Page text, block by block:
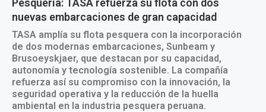
Pesquería: TASA refuerza su flota con dos
nuevas embarcaciones de gran capacidad
TASA amplía su flota pesquera con la incorporación
de dos modernas embarcaciones, Sunbeam y
Brusoeyskjaer, que destacan por su capacidad,
autonomía y tecnología sostenible. La compañía
refuerza así su compromiso con la innovación, la
seguridad operativa y la reducción de la huella
ambiental en la industria pesquera peruana.